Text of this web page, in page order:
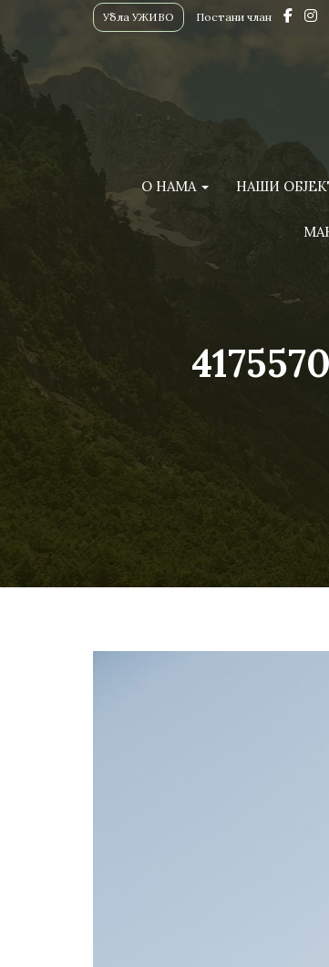
Убла УЖИВО Постани члан
О НАМА НАШИ